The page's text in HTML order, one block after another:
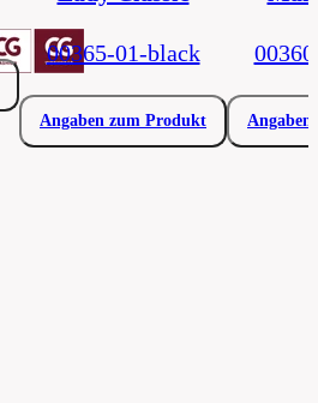
00365-01-black
Angaben zum Produkt